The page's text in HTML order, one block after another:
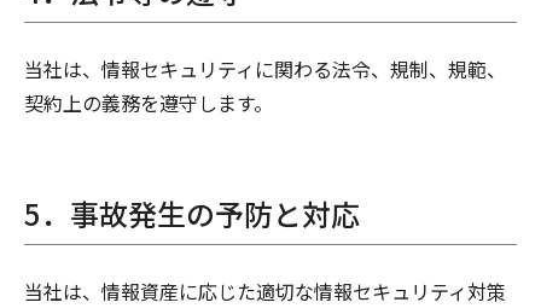
当社は、情報セキュリティに関わる法令、規制、規範、
契約上の義務を遵守します。
5．事故発生の予防と対応
当社は、情報資産に応じた適切な情報セキュリティ対策